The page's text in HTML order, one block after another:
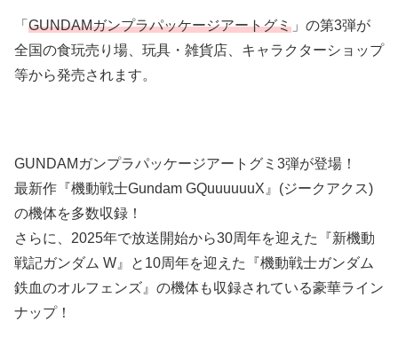
「 GUNDAMガンプラパッケージアートグミ 」の第3弾が
全国の食玩売り場、玩具・雑貨店、キャラクターショップ
等から発売されます。
GUNDAMガンプラパッケージアートグミ3弾が登場！
最新作『機動戦士Gundam GQuuuuuuX』(ジークアクス)
の機体を多数収録！
さらに、2025年で放送開始から30周年を迎えた『新機動
戦記ガンダム W』と10周年を迎えた『機動戦士ガンダム
鉄血のオルフェンズ』の機体も収録されている豪華ライン
ナップ！